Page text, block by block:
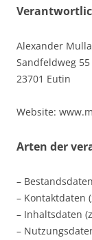
Alexander
Sandfeldweg 55
23701 Eutin
Website:
Arten der
–
– Kontaktdaten
– Inhaltsdaten
–